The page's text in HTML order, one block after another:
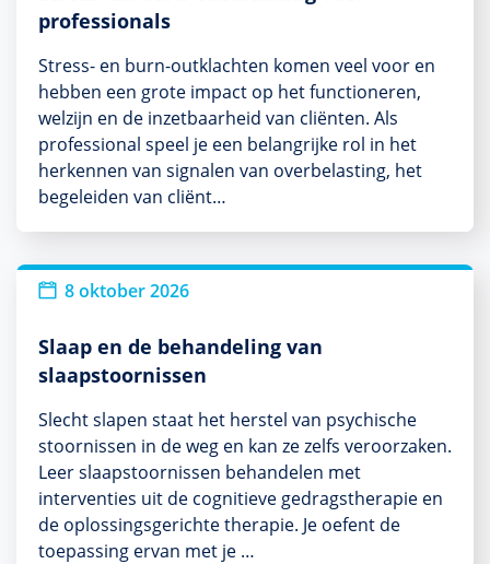
professionals
Stress- en burn-outklachten komen veel voor en
hebben een grote impact op het functioneren,
welzijn en de inzetbaarheid van cliënten. Als
professional speel je een belangrijke rol in het
herkennen van signalen van overbelasting, het
begeleiden van cliënt…
8 oktober 2026
Slaap en de behandeling van
slaapstoornissen
Slecht slapen staat het herstel van psychische
stoornissen in de weg en kan ze zelfs veroorzaken.
Leer slaapstoornissen behandelen met
interventies uit de cognitieve gedragstherapie en
de oplossingsgerichte therapie. Je oefent de
toepassing ervan met je …